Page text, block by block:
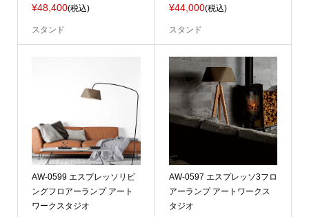
¥48,400(税込)
スタンド
¥44,000(税込)
スタンド
AW-0599 エスプレッソリビ
ングフロアーランプ アート
ワークスタジオ
AW-0597 エスプレッソ3フロ
アーランプ アートワークス
タジオ